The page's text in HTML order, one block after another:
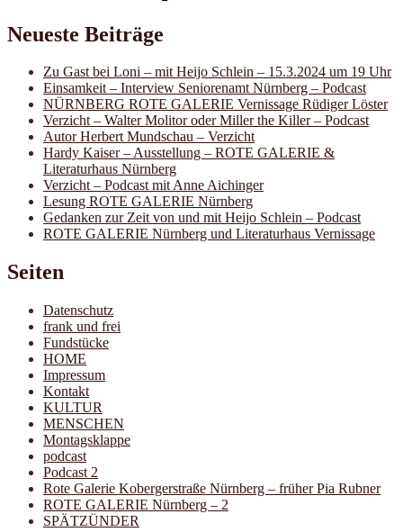
Neueste Beiträge
Zu Gast bei Loni – mit Heijo Schlein – 15.3.2024 um 19 Uhr
Einsamkeit – Interview Seniorenamt Nürnberg – Podcast
NÜRNBERG ROTE GALERIE Vernissage Rüdiger Löster
Verzicht – Walter Molitor oder Miller the Killer – Podcast
Autor Herbert Mundschau – Verzicht
Hardy Kaiser – Ausstellung – ROTE GALERIE &
Literaturhaus Nürnberg
Verzicht – Podcast mit Anne Aichinger
Lesung ROTE GALERIE Nürnberg
Gedanken zur Zeit von und mit Heijo Schlein – Podcast
ROTE GALERIE Nürnberg und Literaturhaus Vernissage
Seiten
Datenschutz
frank und frei
Fundstücke
HOME
Impressum
Kontakt
KULTUR
MENSCHEN
Montagsklappe
podcast
Podcast 2
Rote Galerie Kobergerstraße Nürnberg – früher Pia Rubner
ROTE GALERIE Nürnberg – 2
SPÄTZÜNDER